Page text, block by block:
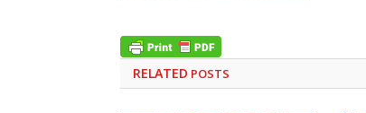
RELATED POSTS